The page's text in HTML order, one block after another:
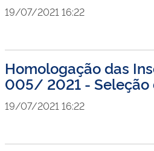
19/07/2021 16:22
Homologação das
005/ 2021 - Seleção
19/07/2021 16:22